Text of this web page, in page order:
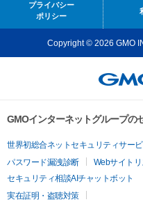
プライバシー
ポリシー
Copyright © 2026 GMO
GMOインターネットグループの
世界初総合ネットセキュリティサー
パスワード漏洩診断
Webサイト
セキュリティ相談AIチャットボット
実在証明・盗聴対策